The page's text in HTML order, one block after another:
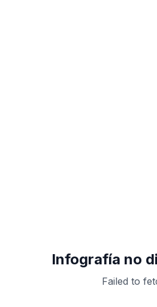
Infografía no
Failed to